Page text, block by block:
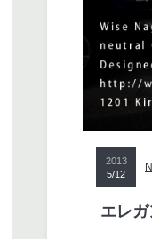
2013
5/12
エレ